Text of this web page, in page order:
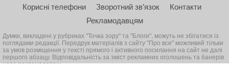
Корисні телефони Зворотний зв’язок
Контакти
Рекламодавцям
Думки, викладені у рубриках "Точка зору" та "Блоги", можуть не збігатися із
поглядами редакції. Передрук матеріалів з сайту "Про все" можливий тільки
за умов розміщення у тексті прямого і активного посилання на сайт не далі
першого абзацу. Відповідальність за зміст рекламних оголошень та банерів
несе рекламодавець